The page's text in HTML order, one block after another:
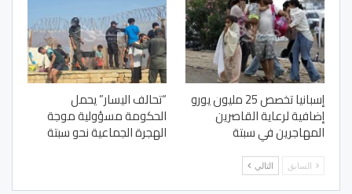
إسبانيا تخصص 25 مليون يورو
إضافية لرعاية القاصرين
المهاجرين في سبتة
“تحالف اليسار” يحمل
الحكومة مسؤولية موجة
الهجرة الجماعية نحو سبتة
السابق التالي